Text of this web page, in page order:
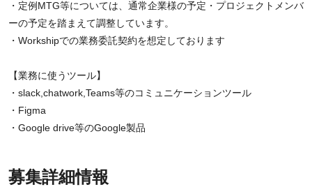
・定例MTG等については、通常企業様の予定・プロジェクトメンバ
ーの予定を踏まえて調整しています。
・Workshipでの業務委託契約を想定しております
【業務に使うツール】
・slack,chatwork,Teams等のコミュニケーションツール
・Figma
・Google drive等のGoogle製品
募集詳細情報